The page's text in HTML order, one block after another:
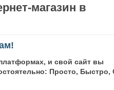
магазин в
и свой сайт вы
Просто, Быстро,